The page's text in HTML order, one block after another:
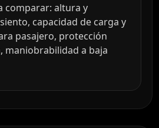
comparar: altura y
capacidad de carga y
pasajero, protección
maniobrabilidad a baja